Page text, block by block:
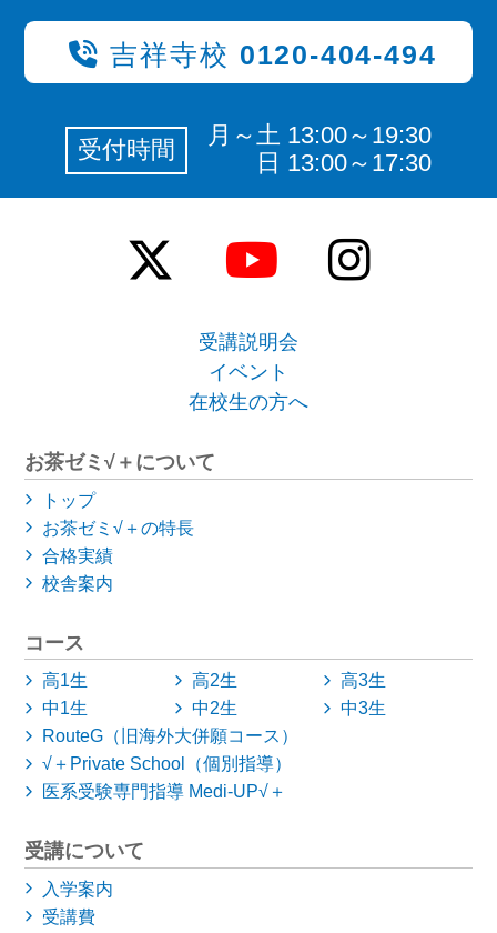
吉祥寺校 0120-404-494
受付時間
月～土 13:00～19:30
日 13:00～17:30
受講説明会
イベント
在校生の方へ
お茶ゼミ√＋について
トップ
お茶ゼミ√＋の特長
合格実績
校舎案内
コース
高1生 高2生
高3生
中1生
中2生
中3生
RouteG（旧海外大併願コース）
√＋Private School（個別指導）
医系受験専門指導 Medi-UP√＋
受講について
入学案内
受講費